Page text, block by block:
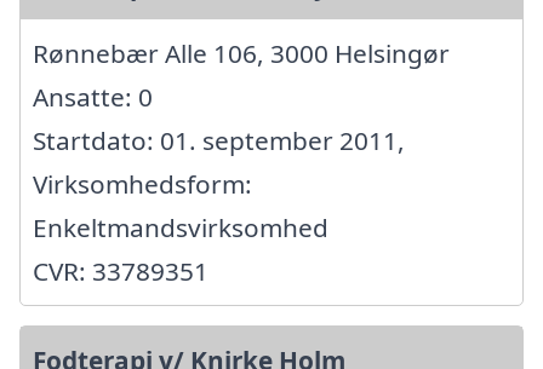
Rønnebær Alle 106, 3000 Helsingør
Ansatte: 0
Startdato: 01. september 2011,
Virksomhedsform:
Enkeltmandsvirksomhed
CVR: 33789351
Fodterapi v/ Knirke Holm